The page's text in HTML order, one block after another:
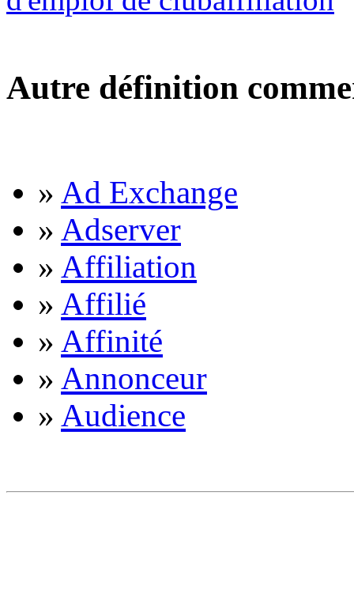
Autre définition
» Ad Exchange
» Adserver
» Affiliation
» Affilié
» Affinité
» Annonceur
» Audience